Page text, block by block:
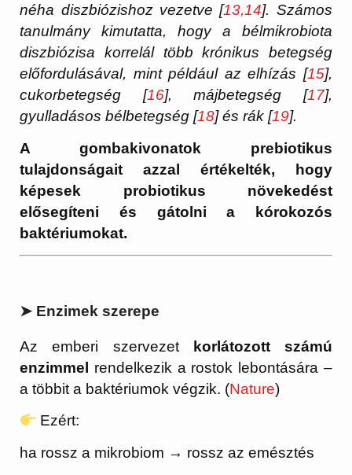
néha diszbiózishoz vezetve [13,14]. Számos
tanulmány kimutatta, hogy a bélmikrobiota
diszbiózisa korrelál több krónikus betegség
előfordulásával, mint például az elhízás [15],
cukorbetegség [16], májbetegség [17],
gyulladásos bélbetegség [18] és rák [19].
A gombakivonatok prebiotikus
tulajdonságait azzal értékelték, hogy
képesek probiotikus növekedést
elősegíteni és gátolni a kórokozós
baktériumokat.
➤ Enzimek szerepe
Az emberi szervezet korlátozott számú
enzimmel rendelkezik a rostok lebontására –
a többit a baktériumok végzik. (Nature)
Ezért:
ha rossz a mikrobiom → rossz az emésztés